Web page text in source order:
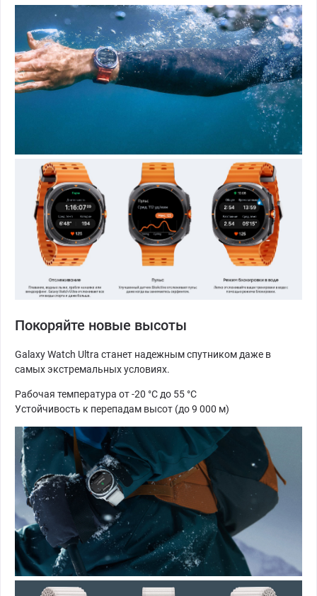
Покоряйте новые высоты
Galaxy Watch Ultra станет надежным спутником даже в
самых экстремальных условиях.
Рабочая температура от -20 °C до 55 °C
Устойчивость к перепадам высот (до 9 000 м)